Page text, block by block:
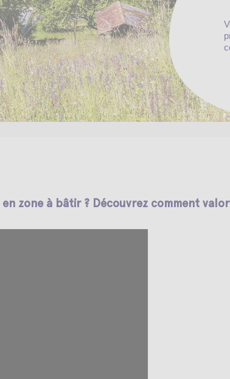
zone à bâtir ? Découvrez comment